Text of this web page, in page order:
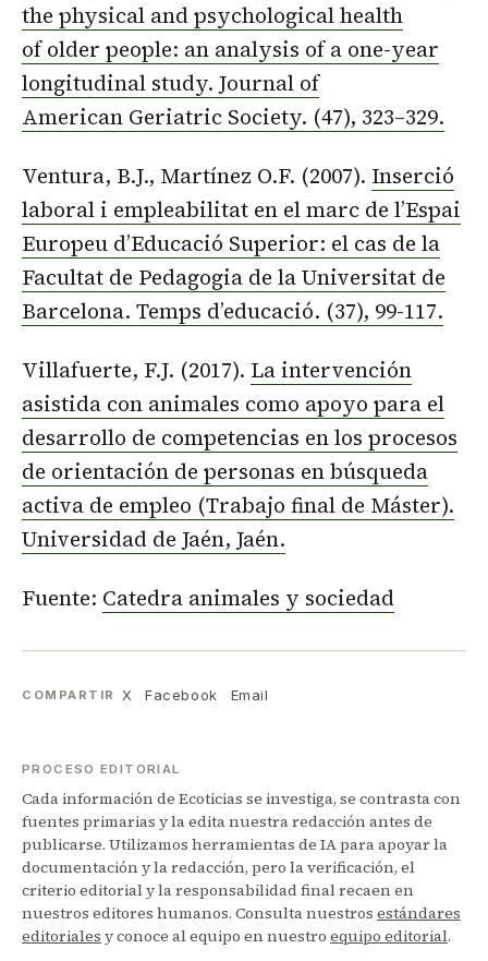
the physical and psychological health
of older people: an analysis of a one-year
longitudinal study. Journal of
American Geriatric Society. (47), 323–329.
Ventura, B.J., Martínez O.F. (2007). Inserció
laboral i empleabilitat en el marc de l’Espai
Europeu d’Educació Superior: el cas de la
Facultat de Pedagogia de la Universitat de
Barcelona. Temps d’educació. (37), 99-117.
Villafuerte, F.J. (2017). La intervención
asistida con animales como apoyo para el
desarrollo de competencias en los procesos
de orientación de personas en búsqueda
activa de empleo (Trabajo final de Máster).
Universidad de Jaén, Jaén.
Fuente: Catedra animales y sociedad
COMPARTIR X Facebook Email
PROCESO EDITORIAL
Cada información de Ecoticias se investiga, se contrasta con
fuentes primarias y la edita nuestra redacción antes de
publicarse. Utilizamos herramientas de IA para apoyar la
documentación y la redacción, pero la verificación, el
criterio editorial y la responsabilidad final recaen en
nuestros editores humanos. Consulta nuestros estándares
editoriales y conoce al equipo en nuestro equipo editorial.